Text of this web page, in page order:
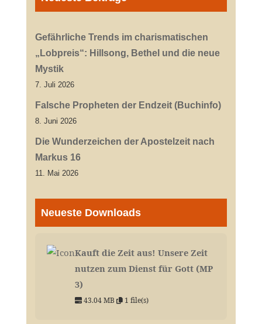
Gefährliche Trends im charismatischen
„Lobpreis“: Hillsong, Bethel und die neue
Mystik
7. Juli 2026
Falsche Propheten der Endzeit (Buchinfo)
8. Juni 2026
Die Wunderzeichen der Apostelzeit nach
Markus 16
11. Mai 2026
Neueste Downloads
Kauft die Zeit aus! Unsere Zeit
nutzen zum Dienst für Gott (MP
3)
43.04 MB 1 file(s)